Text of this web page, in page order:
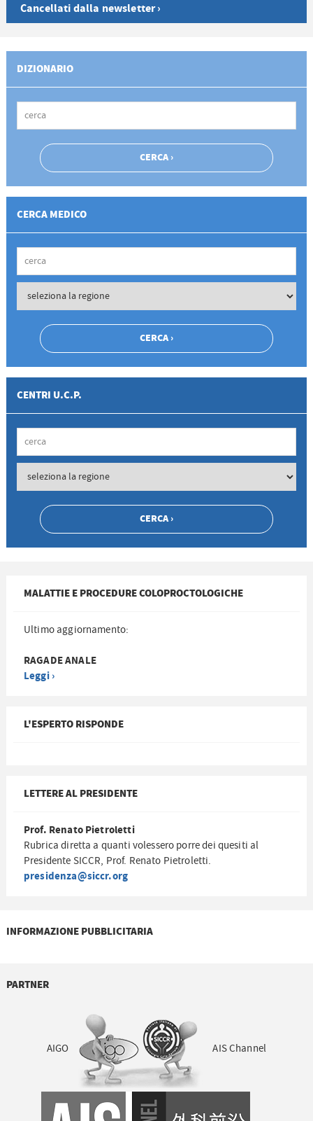
Cancellati dalla newsletter ›
DIZIONARIO
CERCA MEDICO
CENTRI U.C.P.
MALATTIE E PROCEDURE COLOPROCTOLOGICHE
Ultimo aggiornamento:
RAGADE ANALE
Leggi ›
L'ESPERTO RISPONDE
LETTERE AL PRESIDENTE
Prof. Renato Pietroletti
Rubrica diretta a quanti volessero porre dei quesiti al
Presidente SICCR, Prof. Renato Pietroletti.
presidenza@siccr.org
INFORMAZIONE PUBBLICITARIA
PARTNER
AIGO AIS Channel